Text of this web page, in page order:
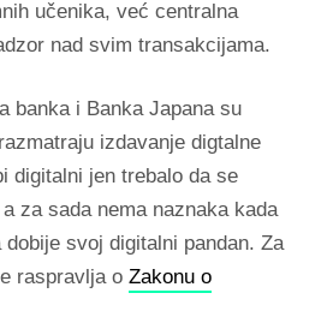
učenika, već centralna
nad svim transakcijama.
banka i Banka Japana su
izdavanje digtalne
digitalni jen trebalo da se
za sada nema naznaka kada
svoj digitalni pandan. Za
raspravlja o Zakonu o